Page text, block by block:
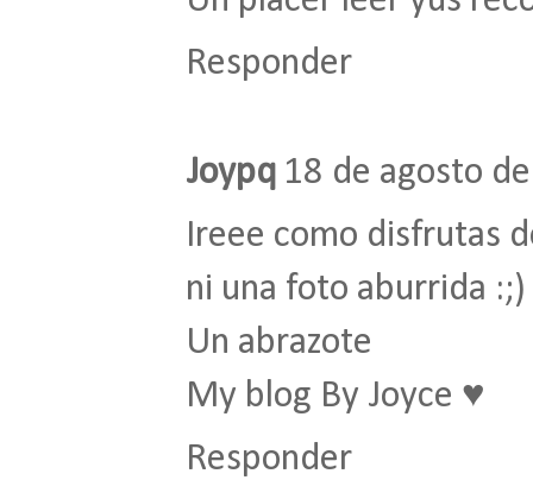
Responder
Joypq 18 de agosto
Ireee como disfrutas
ni una foto aburrida
Un abrazote
My blog By Joyce ♥
Responder